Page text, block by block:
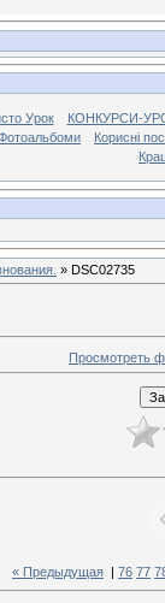
Урок
КОНКУРСИ-
Корисні
» DSC02735
Просмотреть
« Предыдущая 76 77